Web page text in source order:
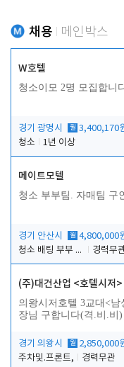
채용 메인박스
W호텔
청소이모 2명 모집합니
경기 광명시 월 3,400,170
청소
1년 이상
메이트모텔
청소 부부팀. 자매팀 구
경기 안산시 월 4,800,000
청소 배팅 부부 구합니다
경력무
(주)대건산업 <호텔시저>
의왕시저호텔 3교대<남
장님 구합니다(격.비.비)
경기 의왕시 월 2,850,000
주차및.프론트,
경력무관